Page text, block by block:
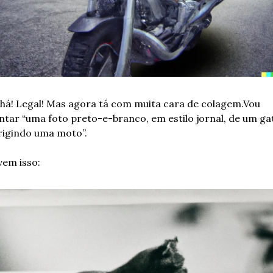
Legal! Mas agora tá com muita cara de colagem.Vou
“uma foto preto-e-branco, em estilo jornal, de um
uma moto”.
isso: